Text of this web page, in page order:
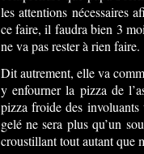
les attentions nécessaires
ce faire, il faudra bien 3
ne va pas rester à rien faire.
Dit autrement, elle va
y enfourner la pizza de
pizza froide des
gelé ne sera plus qu’un
croustillant tout autant que